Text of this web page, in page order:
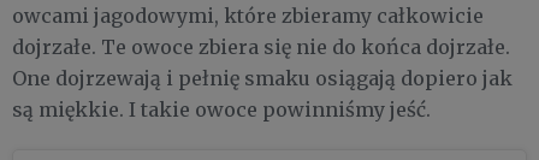
owcami jagodowymi, które zbieramy całkowicie
dojrzałe. Te owoce zbiera się nie do końca dojrzałe.
One dojrzewają i pełnię smaku osiągają dopiero jak
są miękkie. I takie owoce powinniśmy jeść.